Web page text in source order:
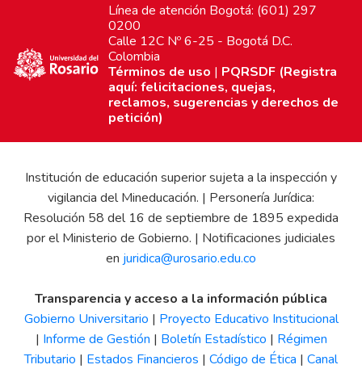
Línea de atención Bogotá: (601) 297
0200
Calle 12C Nº 6-25 - Bogotá D.C.
Colombia
Términos de uso | PQRSDF (Registra
aquí: felicitaciones, quejas,
reclamos, sugerencias y derechos de
petición)
Institución de educación superior sujeta a la inspección y
vigilancia del Mineducación. | Personería Jurídica:
Resolución 58 del 16 de septiembre de 1895 expedida
por el Ministerio de Gobierno. | Notificaciones judiciales
en juridica@urosario.edu.co
Transparencia y acceso a la información pública
Gobierno Universitario | Proyecto Educativo Institucional
| Informe de Gestión | Boletín Estadístico | Régimen
Tributario | Estados Financieros | Código de Ética | Canal